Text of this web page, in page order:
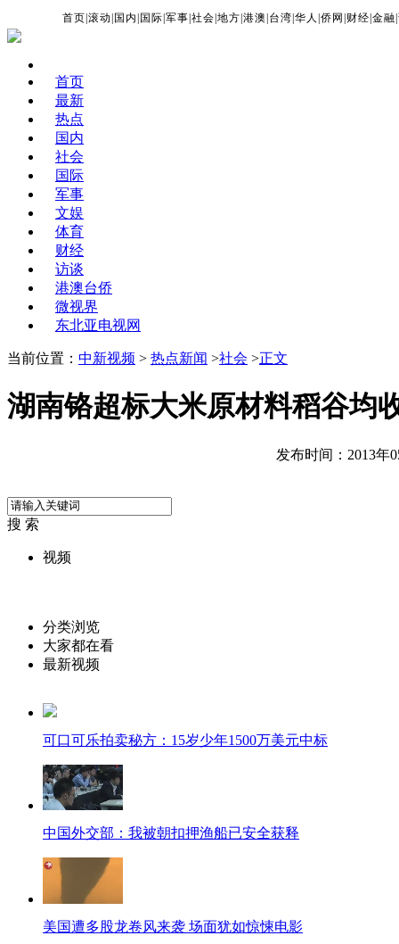
首页 |滚动 国内 国际 |军事 |社会 |地方 |港澳 台湾 |华人 |侨网 财经 |金融 |
首页
最新
热点
国内
社会
国际
军事
文娱
体育
财经
访谈
港澳台侨
微视界
东北亚电视网
当前位置： 中新视频 > 热点新闻 >社会 >正文
湖南铬超标大米原材料稻谷均
发布时间：2013年
搜 索
视频
分类浏览
大家都在看
最新视频
可口可乐拍卖秘方：15岁少年1500万美元中标
中国外交部：我被朝扣押渔船已安全获释
美国遭多股龙卷风来袭 场面犹如惊悚电影